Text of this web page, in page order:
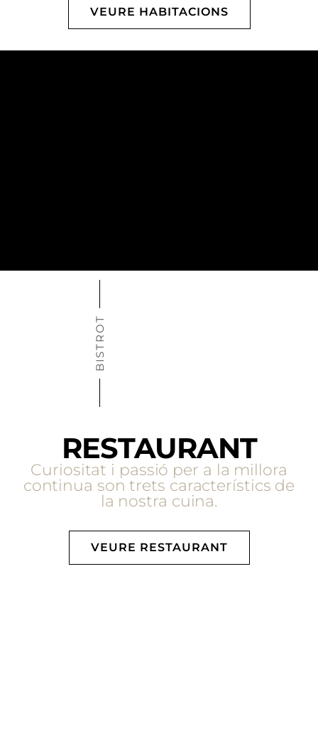
VEURE HABITACIONS
RESTAURANT
Curiositat i passió per a la millora
continua son trets característics de
la nostra cuina.
VEURE RESTAURANT
BISTROT